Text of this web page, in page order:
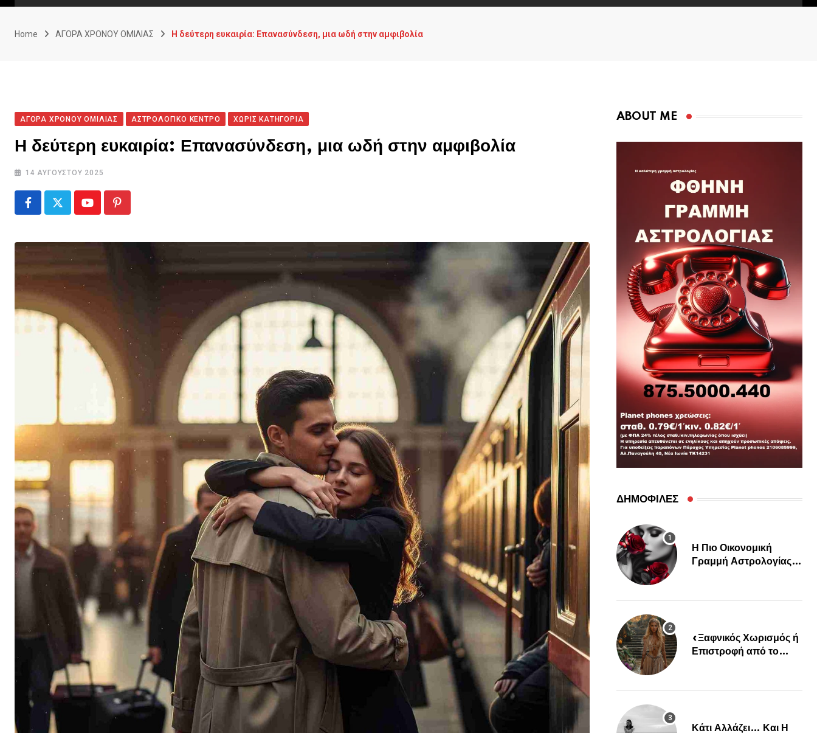
Home ΑΓΟΡΑ ΧΡΟΝΟΥ ΟΜΙΛΙΑΣ Η δεύτερη ευκαιρία: Επανασύνδεση, μια ωδή στην αμφιβολία
ΑΓΟΡΑ ΧΡΟΝΟΥ ΟΜΙΛΙΑΣ ΑΣΤΡΟΛΟΓΙΚΟ ΚΕΝΤΡΟ ΧΩΡΊΣ ΚΑΤΗΓΟΡΊΑ
Η δεύτερη ευκαιρία: Επανασύνδεση, μια ωδή στην αμφιβολία
14 ΑΥΓΟΎΣΤΟΥ 2025
YoutubePinterest
ABOUT ME
ΔΗΜΟΦΙΛΕΣ
Η Πιο Οικονομική
Γραμμή Αστρολογίας
«Ξαφνικός Χωρισμός ή
Επιστροφή από το
για αυτά τα Ζώδια»
Κάτι Αλλάζει… Και Η